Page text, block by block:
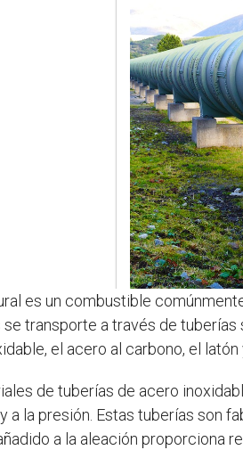
es un combustible
se transporte a través de
el acero al carbono, el
de tuberías de acero
a la presión. Estas tuberías son
a la aleación proporciona